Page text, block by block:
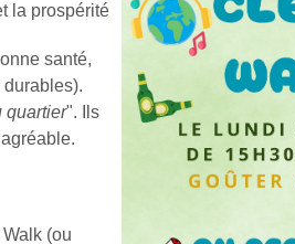
la prospérité
santé,
quartier". Ils
(ou